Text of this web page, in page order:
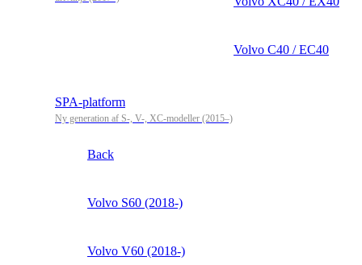
Volvo C40 / EC40
SPA-platform
Ny generation af S-, V-, XC-modeller (2015–)
Back
Volvo S60 (2018-)
Volvo V60 (2018-)